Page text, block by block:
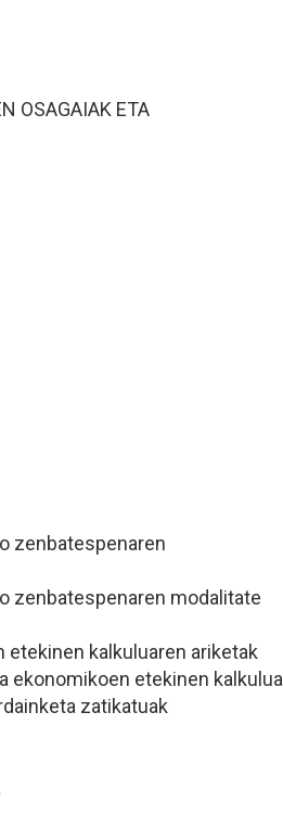
OSAGAIAK ETA
zenbatespenaren
zenbatespenaren modalitate
etekinen kalkuluaren ariketak
ekonomikoen etekinen kalkulua
zatikatuak